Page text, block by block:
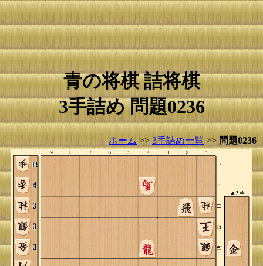
青の将棋 詰将棋
3手詰め 問題0236
ホーム >> 3手詰め一覧 >> 問題0236